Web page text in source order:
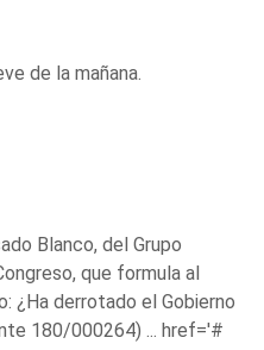
de la mañana.
Blanco, del Grupo
que formula al
¿Ha derrotado el Gobierno
180/000264) ...href='#